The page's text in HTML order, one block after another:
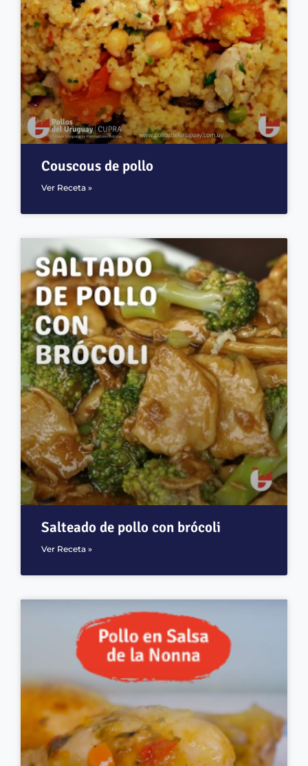
Couscous de pollo
Ver Receta »
Salteado de pollo con brócoli
Ver Receta »